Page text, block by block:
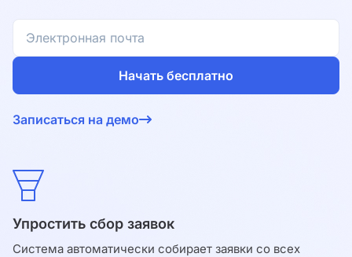
Начать бесплатно
условиями оферты.
Записаться на демо
Упростить сбор заявок
Система автоматически собирает заявки со всех